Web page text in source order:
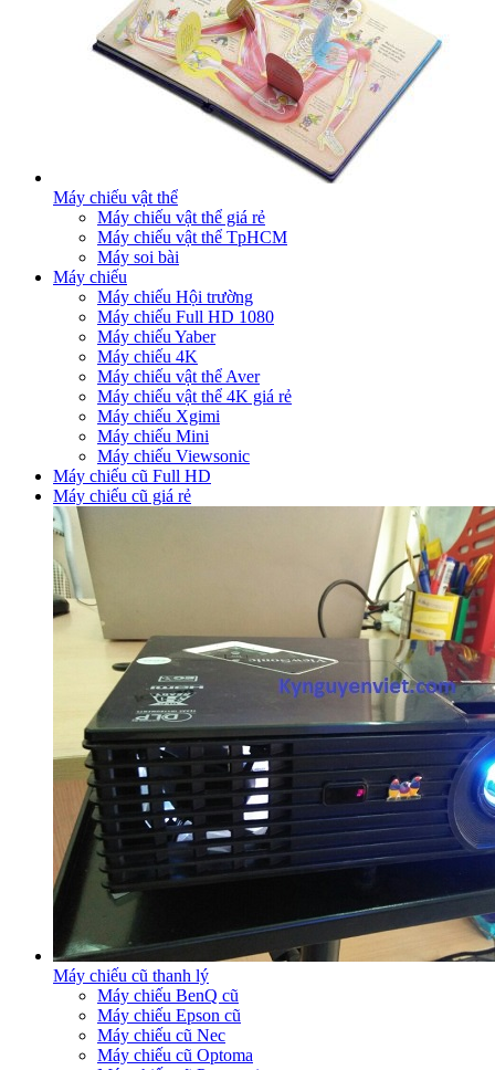
Máy chiếu vật thể
Máy chiếu vật thể giá rẻ
Máy chiếu vật thể TpHCM
Máy soi bài
Máy chiếu
Máy chiếu Hội trường
Máy chiếu Full HD 1080
Máy chiếu Yaber
Máy chiếu 4K
Máy chiếu vật thể Aver
Máy chiếu vật thể 4K giá rẻ
Máy chiếu Xgimi
Máy chiếu Mini
Máy chiếu Viewsonic
Máy chiếu cũ Full HD
Máy chiếu cũ giá rẻ
Máy chiếu cũ thanh lý
Máy chiếu BenQ cũ
Máy chiếu Epson cũ
Máy chiếu cũ Nec
Máy chiếu cũ Optoma